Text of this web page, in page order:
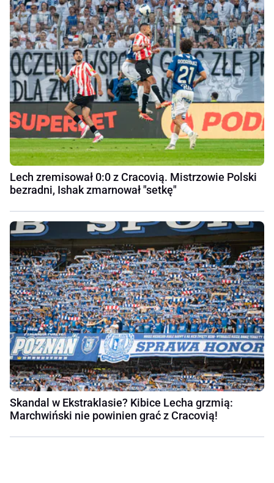
Lech zremisował 0:0 z Cracovią. Mistrzowie Polski
bezradni, Ishak zmarnował "setkę"
Skandal w Ekstraklasie? Kibice Lecha grzmią:
Marchwiński nie powinien grać z Cracovią!